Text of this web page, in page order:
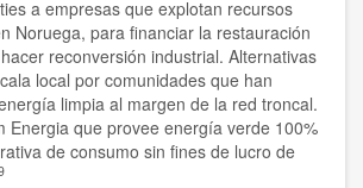
a empresas que explotan recursos
Noruega, para financiar la restauración
reconversión industrial. Alternativas
local por comunidades que han
limpia al margen de la red troncal.
Energia que provee energía verde 100%
de consumo sin fines de lucro de